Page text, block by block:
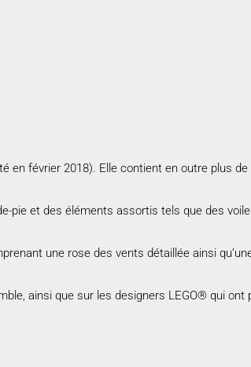
en février 2018). Elle contient en outre plus de
pie et des éléments assortis tels que des
une rose des vents détaillée ainsi
ainsi que sur les designers LEGO® qui ont